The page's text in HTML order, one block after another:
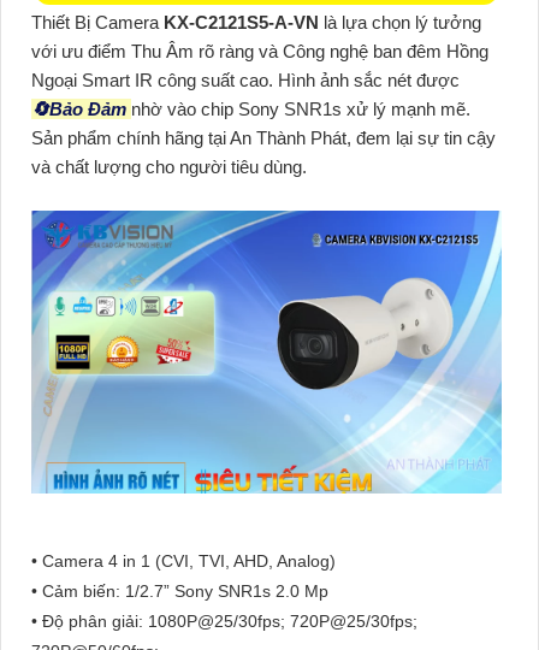
Thiết Bị Camera KX-C2121S5-A-VN là lựa chọn lý tưởng
với ưu điểm Thu Âm rõ ràng và Công nghệ ban đêm Hồng
Ngoại Smart IR công suất cao. Hình ảnh sắc nét được
🔄Bảo Đảm nhờ vào chip Sony SNR1s xử lý mạnh mẽ.
Sản phẩm chính hãng tại An Thành Phát, đem lại sự tin cậy
và chất lượng cho người tiêu dùng.
• Camera 4 in 1 (CVI, TVI, AHD, Analog)
• Cảm biến: 1/2.7” Sony SNR1s 2.0 Mp
• Độ phân giải: 1080P@25/30fps; 720P@25/30fps;